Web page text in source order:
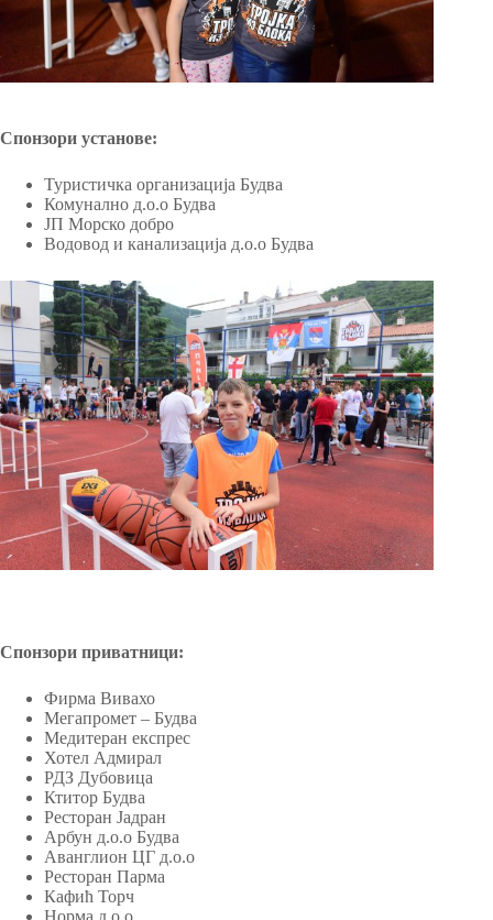
Спонзори установе:
Туристичка организација Будва
Комунално д.о.о Будва
ЈП Морско добро
Водовод и канализација д.о.о Будва
Спонзори приватници:
Фирма Вивахо
Мегапромет – Будва
Медитеран експрес
Хотел Адмирал
РДЗ Дубовица
Ктитор Будва
Ресторан Јадран
Арбун д.о.о Будва
Аванглион ЦГ д.о.о
Ресторан Парма
Кафић Торч